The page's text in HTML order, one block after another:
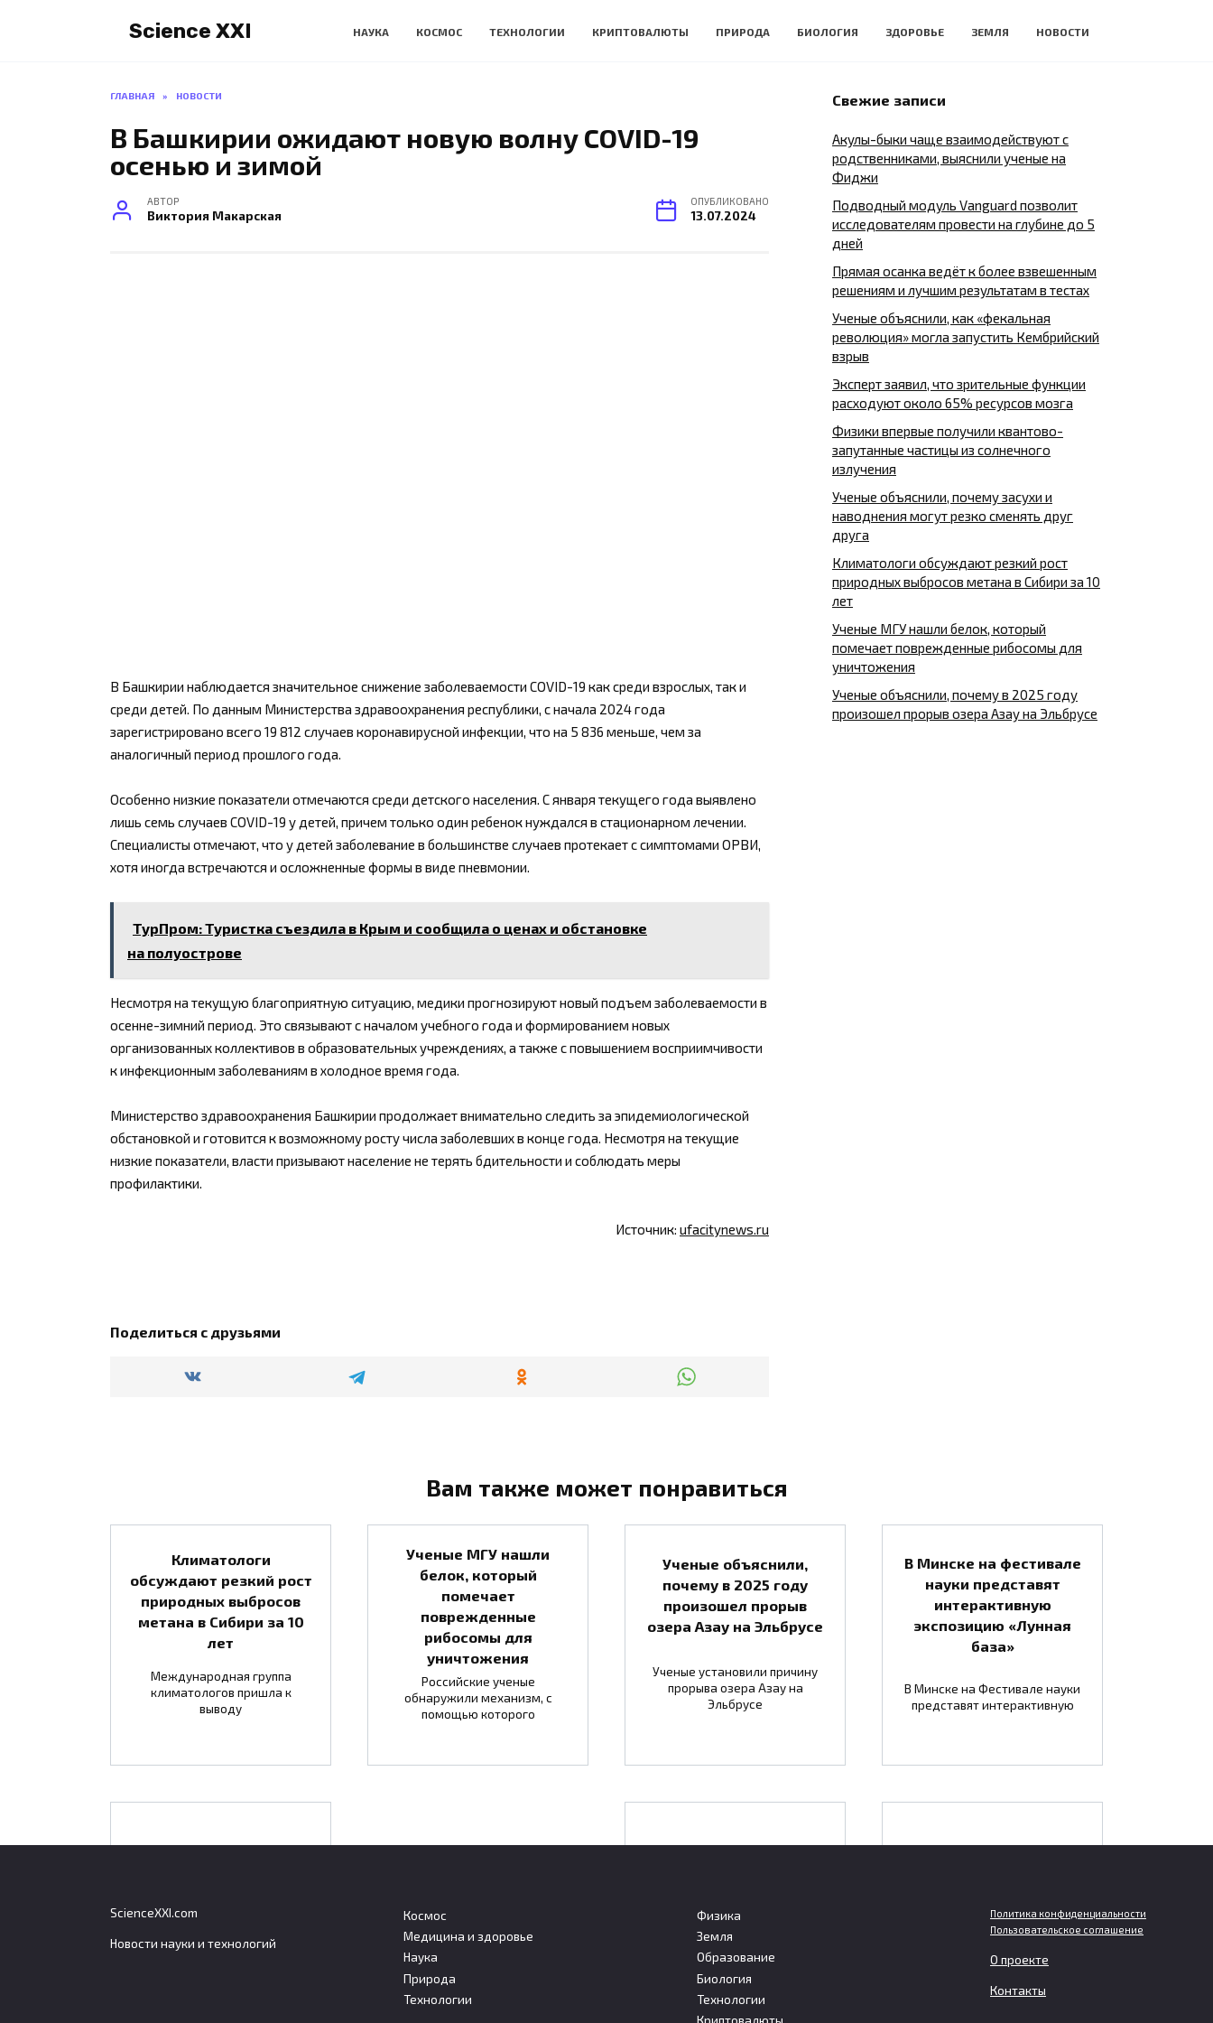
Science XXI НАУКА КОСМОС ТЕХНОЛОГИИ КРИПТОВАЛЮТЫ ПРИРОДА БИОЛОГИЯ ЗДОРОВЬЕ ЗЕМЛЯ НОВОСТИ
ГЛАВНАЯ » НОВОСТИ
В Башкирии ожидают новую волну COVID-19
осенью и зимой
АВТОР
Виктория Макарская
ОПУБЛИКОВАНО
13.07.2024
В Башкирии наблюдается значительное снижение заболеваемости COVID-19 как среди взрослых, так и
среди детей. По данным Министерства здравоохранения республики, с начала 2024 года
зарегистрировано всего 19 812 случаев коронавирусной инфекции, что на 5 836 меньше, чем за
аналогичный период прошлого года.
Особенно низкие показатели отмечаются среди детского населения. С января текущего года выявлено
лишь семь случаев COVID-19 у детей, причем только один ребенок нуждался в стационарном лечении.
Специалисты отмечают, что у детей заболевание в большинстве случаев протекает с симптомами ОРВИ,
хотя иногда встречаются и осложненные формы в виде пневмонии.
ТурПром: Туристка съездила в Крым и сообщила о ценах и обстановке
на полуострове
Несмотря на текущую благоприятную ситуацию, медики прогнозируют новый подъем заболеваемости в
осенне-зимний период. Это связывают с началом учебного года и формированием новых
организованных коллективов в образовательных учреждениях, а также с повышением восприимчивости
к инфекционным заболеваниям в холодное время года.
Министерство здравоохранения Башкирии продолжает внимательно следить за эпидемиологической
обстановкой и готовится к возможному росту числа заболевших в конце года. Несмотря на текущие
низкие показатели, власти призывают население не терять бдительности и соблюдать меры
профилактики.
Источник: ufacitynews.ru
Поделиться с друзьями
Свежие записи
Акулы-быки чаще взаимодействуют с
родственниками, выяснили ученые на
Фиджи
Подводный модуль Vanguard позволит
исследователям провести на глубине до 5
дней
Прямая осанка ведёт к более взвешенным
решениям и лучшим результатам в тестах
Ученые объяснили, как «фекальная
революция» могла запустить Кембрийский
взрыв
Эксперт заявил, что зрительные функции
расходуют около 65% ресурсов мозга
Физики впервые получили квантово-
запутанные частицы из солнечного
излучения
Ученые объяснили, почему засухи и
наводнения могут резко сменять друг
друга
Климатологи обсуждают резкий рост
природных выбросов метана в Сибири за 10
лет
Ученые МГУ нашли белок, который
помечает поврежденные рибосомы для
уничтожения
Ученые объяснили, почему в 2025 году
произошел прорыв озера Азау на Эльбрусе
Вам также может понравиться
Климатологи
обсуждают резкий рост
природных выбросов
метана в Сибири за 10
лет
Международная группа
климатологов пришла к
выводу
Ученые МГУ нашли
белок, который
помечает
поврежденные
рибосомы для
уничтожения
Российские ученые
обнаружили механизм, с
помощью которого
Ученые объяснили,
почему в 2025 году
произошел прорыв
озера Азау на Эльбрусе
Ученые установили причину
прорыва озера Азау на
Эльбрусе
В Минске на фестивале
науки представят
интерактивную
экспозицию «Лунная
база»
В Минске на Фестивале науки
представят интерактивную
способа борьбы с COVID
Албания обошла Турцию и
Грецию по темпам роста
будущем
Количество простуд и других
инфекций дыхательных путей
задолженности за
услуги ЖКХ
ScienceXXI.com
Новости науки и технологий
Космос
Медицина и здоровье
Наука
Природа
Технологии
Физика
Земля
Образование
Биология
Технологии
Политика конфиденциальности
Пользовательское соглашение
О проекте
Контакты